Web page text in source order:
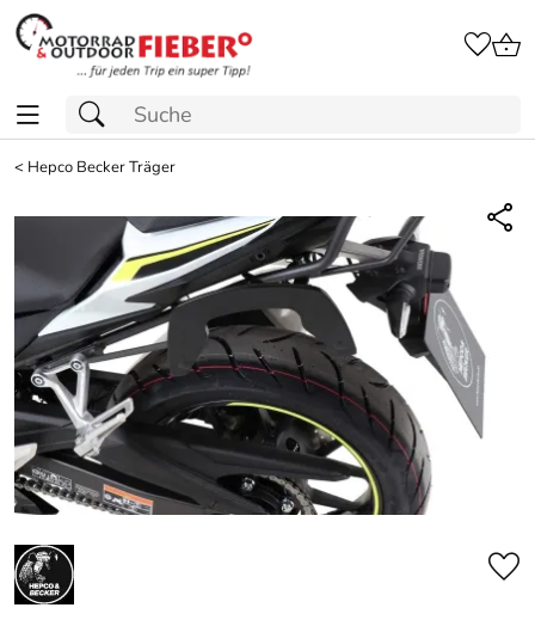
< Hepco Becker Träger